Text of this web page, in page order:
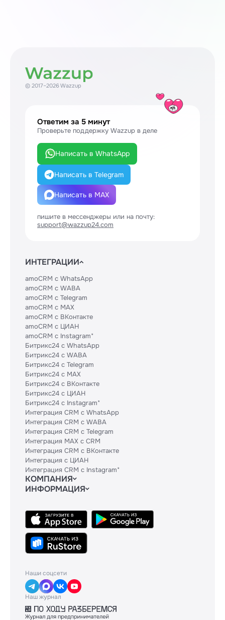
© 2017–2026 Wazzup
Ответим за 5 минут
Проверьте поддержку Wazzup в деле
Написать в WhatsApp
Написать в Telegram
Написать в MAX
пишите в мессенджеры или на почту:
support@wazzup24.com
ИНТЕГРАЦИИ
amoCRM с WhatsApp
amoCRM с WABA
amoCRM с Telegram
amoCRM с MAX
amoCRM с ВКонтакте
amoCRM с ЦИАН
amoCRM с Instagram*
Битрикс24 с WhatsApp
Битрикс24 с WABA
Битрикс24 с Telegram
Битрикс24 с MAX
Битрикс24 с ВКонтакте
Битрикс24 с ЦИАН
Битрикс24 с Instagram*
Интеграция CRM с WhatsApp
Интеграция CRM с WABA
Интеграция CRM с Telegram
Интеграция MAX с CRM
Интеграция CRM с ВКонтакте
Интеграция с ЦИАН
Интеграция CRM с Instagram*
КОМПАНИЯ
Блог
Контакты
Политики и соглашения
Сведения об ИТ-деятельности
ИНФОРМАЦИЯ
Техническим партнерам
Тарифы
API
База знаний
Наши соцсети
Наш журнал